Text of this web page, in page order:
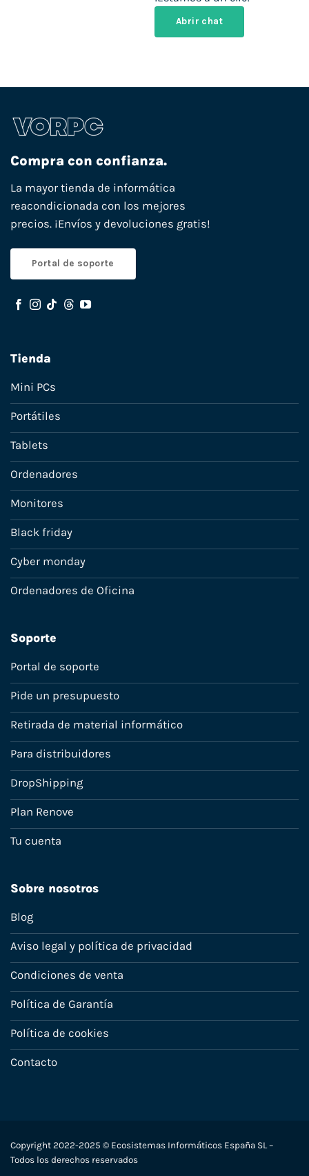
Abrir chat
Compra con confianza.
La mayor tienda de informática
reacondicionada con los mejores
precios. ¡Envíos y devoluciones gratis!
Portal de soporte
Tienda
Mini PCs
Portátiles
Tablets
Ordenadores
Monitores
Black friday
Cyber monday
Ordenadores de Oficina
Soporte
Portal de soporte
Pide un presupuesto
Retirada de material informático
Para distribuidores
DropShipping
Plan Renove
Tu cuenta
Sobre nosotros
Blog
Aviso legal y política de privacidad
Condiciones de venta
Política de Garantía
Política de cookies
Contacto
Copyright 2022-2025 © Ecosistemas Informáticos España SL –
Todos los derechos reservados